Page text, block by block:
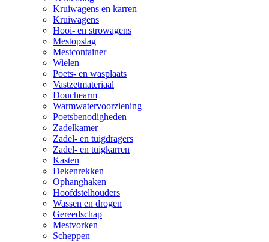
Kruiwagens en karren
Kruiwagens
Hooi- en strowagens
Mestopslag
Mestcontainer
Wielen
Poets- en wasplaats
Vastzetmateriaal
Douchearm
Warmwatervoorziening
Poetsbenodigheden
Zadelkamer
Zadel- en tuigdragers
Zadel- en tuigkarren
Kasten
Dekenrekken
Ophanghaken
Hoofdstelhouders
Wassen en drogen
Gereedschap
Mestvorken
Scheppen